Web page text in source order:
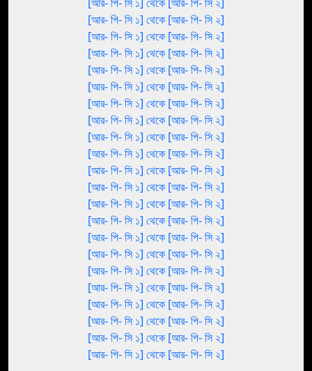
[আর- পি- সি ১] থেকে [আর- পি- সি ২]
[আর- পি- সি ১] থেকে [আর- পি- সি ২]
[আর- পি- সি ১] থেকে [আর- পি- সি ২]
[আর- পি- সি ১] থেকে [আর- পি- সি ২]
[আর- পি- সি ১] থেকে [আর- পি- সি ২]
[আর- পি- সি ১] থেকে [আর- পি- সি ২]
[আর- পি- সি ১] থেকে [আর- পি- সি ২]
[আর- পি- সি ১] থেকে [আর- পি- সি ২]
[আর- পি- সি ১] থেকে [আর- পি- সি ২]
[আর- পি- সি ১] থেকে [আর- পি- সি ২]
[আর- পি- সি ১] থেকে [আর- পি- সি ২]
[আর- পি- সি ১] থেকে [আর- পি- সি ২]
[আর- পি- সি ১] থেকে [আর- পি- সি ২]
[আর- পি- সি ১] থেকে [আর- পি- সি ২]
[আর- পি- সি ১] থেকে [আর- পি- সি ২]
[আর- পি- সি ১] থেকে [আর- পি- সি ২]
[আর- পি- সি ১] থেকে [আর- পি- সি ২]
[আর- পি- সি ১] থেকে [আর- পি- সি ২]
[আর- পি- সি ১] থেকে [আর- পি- সি ২]
[আর- পি- সি ১] থেকে [আর- পি- সি ২]
[আর- পি- সি ১] থেকে [আর- পি- সি ২]